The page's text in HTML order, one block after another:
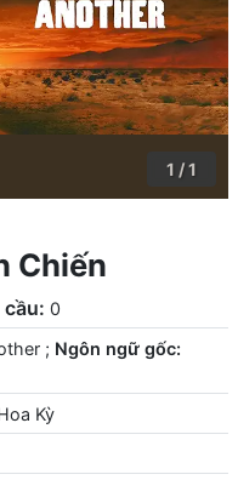
1 / 1
Chiến
cầu: 0
; Ngôn ngữ gốc:
Kỳ